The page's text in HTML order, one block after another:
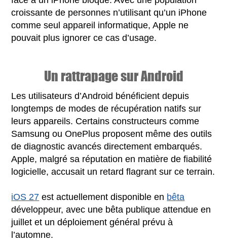
croissante de personnes n’utilisant qu’un iPhone
comme seul appareil informatique, Apple ne
pouvait plus ignorer ce cas d’usage.
Un rattrapage sur Android
Les utilisateurs d’Android bénéficient depuis
longtemps de modes de récupération natifs sur
leurs appareils. Certains constructeurs comme
Samsung ou OnePlus proposent même des outils
de diagnostic avancés directement embarqués.
Apple, malgré sa réputation en matière de fiabilité
logicielle, accusait un retard flagrant sur ce terrain.
iOS 27 est actuellement disponible en bêta
développeur, avec une bêta publique attendue en
juillet et un déploiement général prévu à
l’automne.